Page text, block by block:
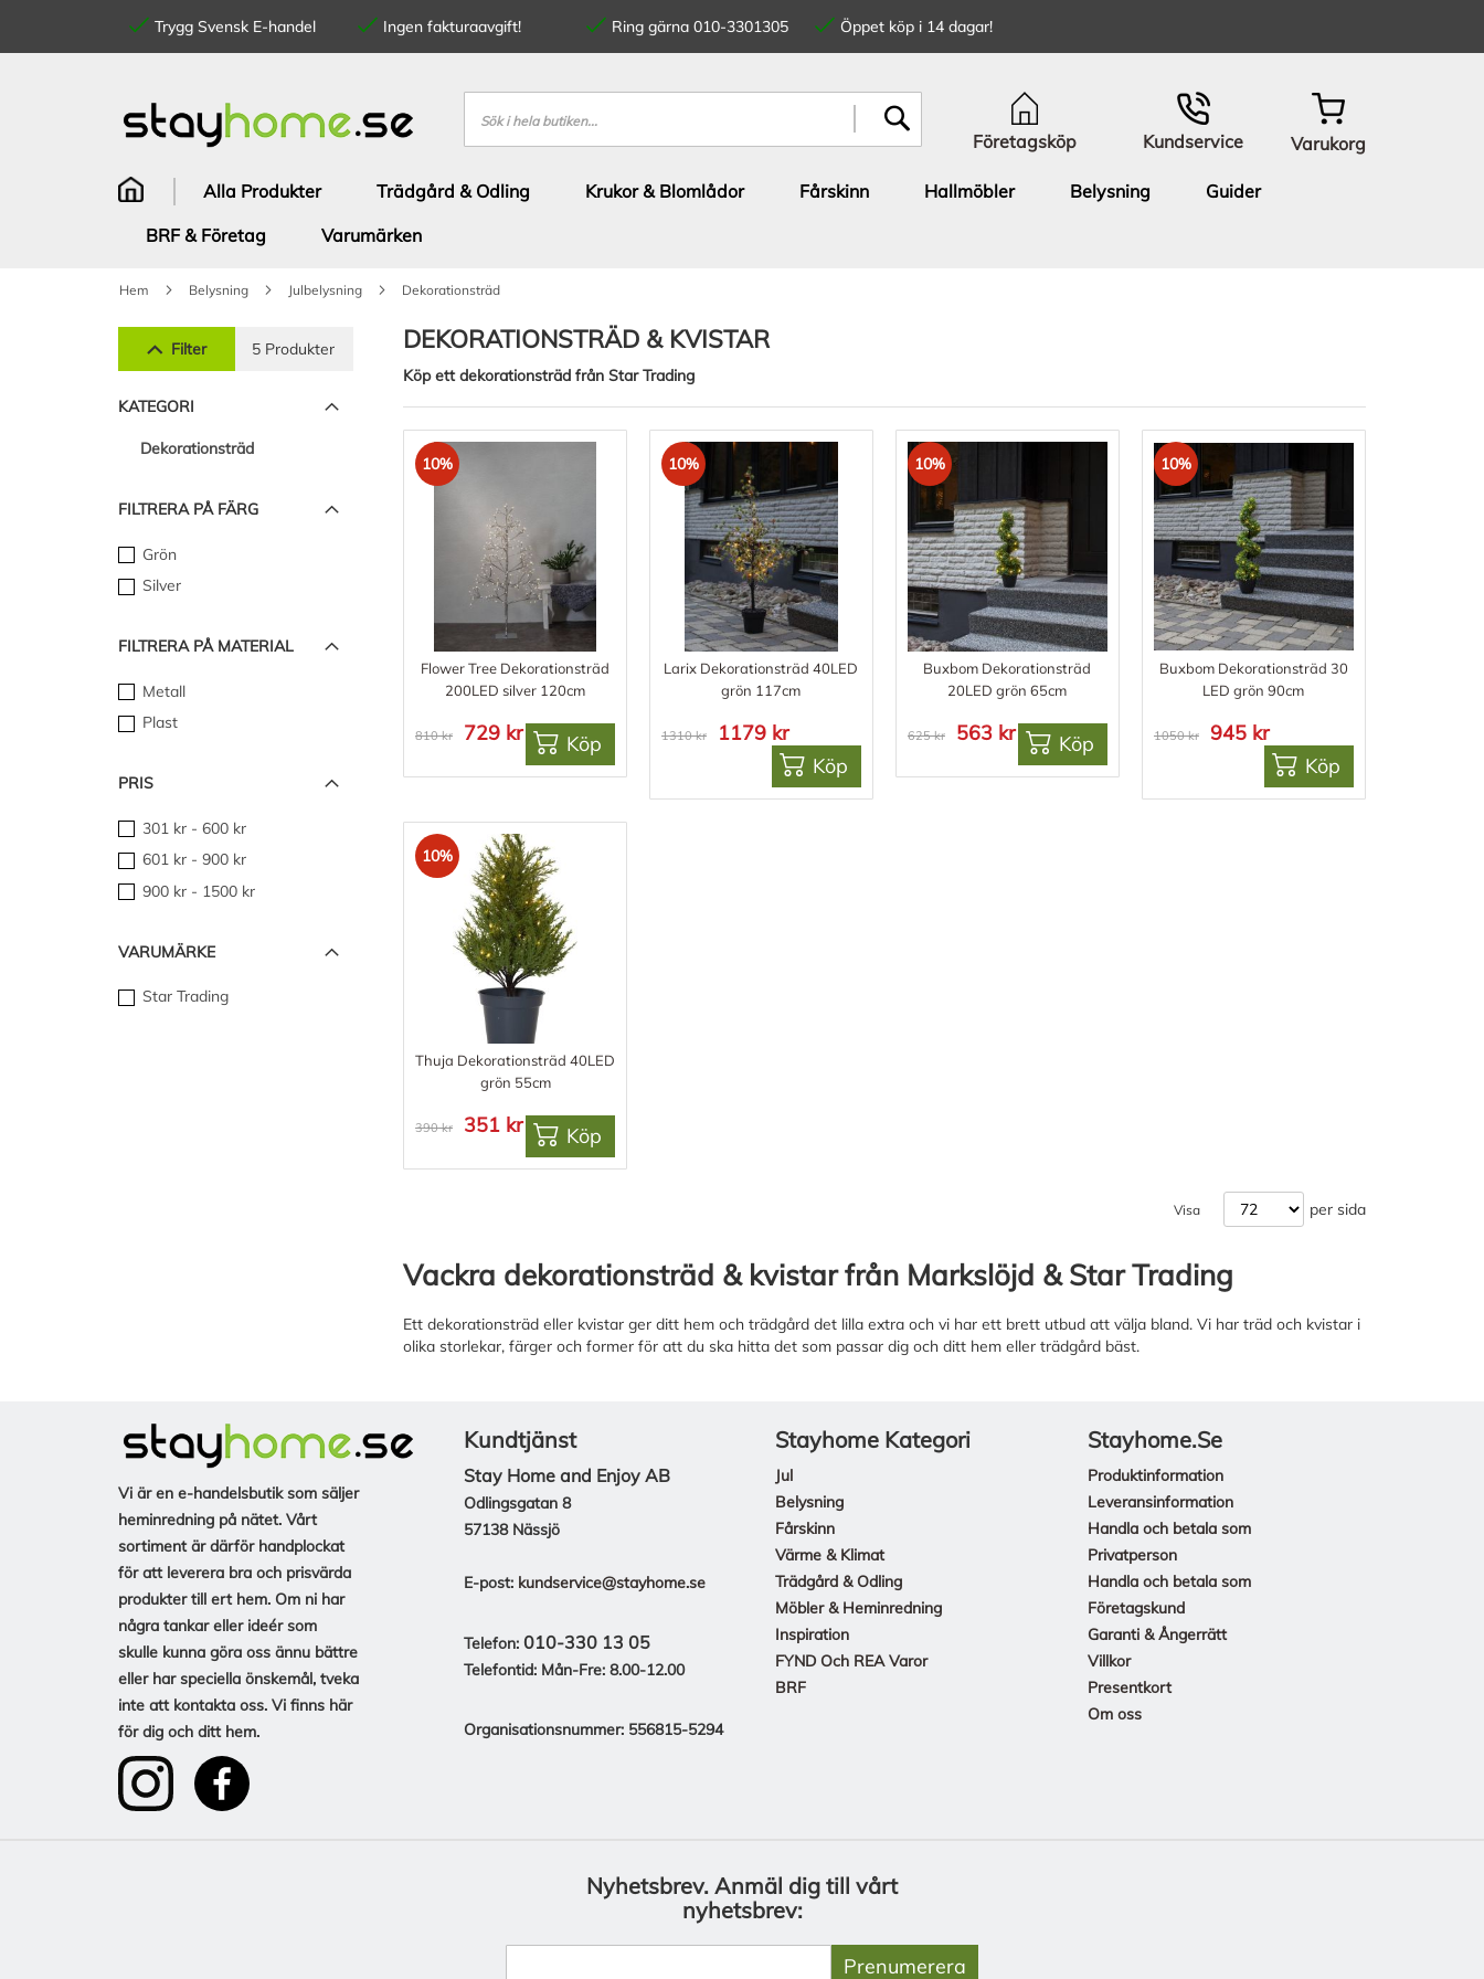
Trygg Svensk E-handel Ingen fakturaavgift! Ring gärna 010-3301305
Öppet köp i 14 dagar!
innehållet
Sök
Företagsköp Kundservice Varukorg
Alla Produkter Trädgård & Odling Krukor & Blomlådor Fårskinn Hallmöbler Belysning
Guider
BRF & Företag
Varumärken
Hem Belysning Julbelysning Dekorationsträd
DEKORATIONSTRÄD & KVISTAR
Köp ett dekorationsträd från Star Trading
10%
Flower Tree Dekorationsträd
200LED silver 120cm
810 kr 729 kr Köp
10%
Larix Dekorationsträd 40LED
grön 117cm
1310 kr
1179 kr
Köp
10%
Buxbom Dekorationsträd
20LED grön 65cm
625 kr 563 kr Köp
10%
Buxbom Dekorationsträd 30
LED grön 90cm
1050 kr
945 kr
Köp
10%
Thuja Dekorationsträd 40LED
grön 55cm
390 kr 351 kr Köp
Visa per sida
Vackra dekorationsträd & kvistar från Markslöjd & Star Trading
Ett dekorationsträd eller kvistar ger ditt hem och trädgård det lilla extra och vi har ett brett utbud att välja bland. Vi har träd och kvistar i
olika storlekar, färger och former för att du ska hitta det som passar dig och ditt hem eller trädgård bäst.
Filter 5 Produkter
KATEGORI
Dekorationsträd
FILTRERA PÅ FÄRG
Grön
Silver
FILTRERA PÅ MATERIAL
Metall
Plast
PRIS
301 kr- 600 kr
601 kr- 900 kr
900 kr- 1500 kr
VARUMÄRKE
Star Trading
Vi är en e-handelsbutik som säljer
heminredning på nätet. Vårt
sortiment är därför handplockat
för att leverera bra och prisvärda
produkter till ert hem. Om ni har
några tankar eller ideér som
skulle kunna göra oss ännu bättre
eller har speciella önskemål, tveka
inte att kontakta oss. Vi finns här
för dig och ditt hem.
Kundtjänst
Stay Home and Enjoy AB
Odlingsgatan 8
57138 Nässjö
E-post: kundservice@stayhome.se
Telefon: 010-330 13 05
Telefontid: Mån-Fre: 8.00-12.00
Organisationsnummer: 556815-5294
Stayhome Kategori
Jul
Belysning
Fårskinn
Värme & Klimat
Trädgård & Odling
Möbler & Heminredning
Inspiration
FYND Och REA Varor
BRF
Stayhome.se
Produktinformation
Leveransinformation
Handla och betala som
Privatperson
Handla och betala som
Företagskund
Garanti & Ångerrätt
Villkor
Presentkort
Om oss
Nyhetsbrev. Anmäl dig till vårt
nyhetsbrev:
Prenumerera